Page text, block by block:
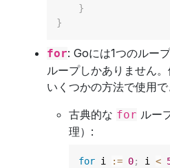
}
}
for: Goには1つのルー
ループしかありません
いくつかの方法で使用で
古典的な for ルー
理）:
for i := 0; i <